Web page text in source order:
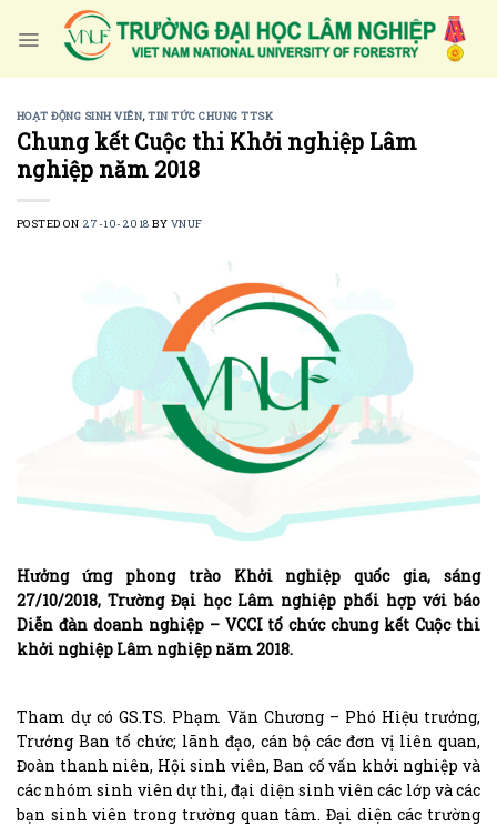
HOẠT ĐỘNG SINH VIÊN,TIN TỨC CHUNG TTSK
Chung kết Cuộc thi Khởi nghiệp Lâm
nghiệp năm 2018
POSTED ON 27-10-2018 BY VNUF
Hưởng ứng phong trào Khởi nghiệp quốc gia, sáng
27/10/2018, Trường Đại học Lâm nghiệp phối hợp với báo
Diễn đàn doanh nghiệp – VCCI tổ chức chung kết Cuộc thi
khởi nghiệp Lâm nghiệp năm 2018.
Tham dự có GS.TS. Phạm Văn Chương – Phó Hiệu trưởng,
Trưởng Ban tổ chức; lãnh đạo, cán bộ các đơn vị liên quan,
Đoàn thanh niên, Hội sinh viên, Ban cố vấn khởi nghiệp và
các nhóm sinh viên dự thi, đại diện sinh viên các lớp và các
bạn sinh viên trong trường quan tâm. Đại diện các trường